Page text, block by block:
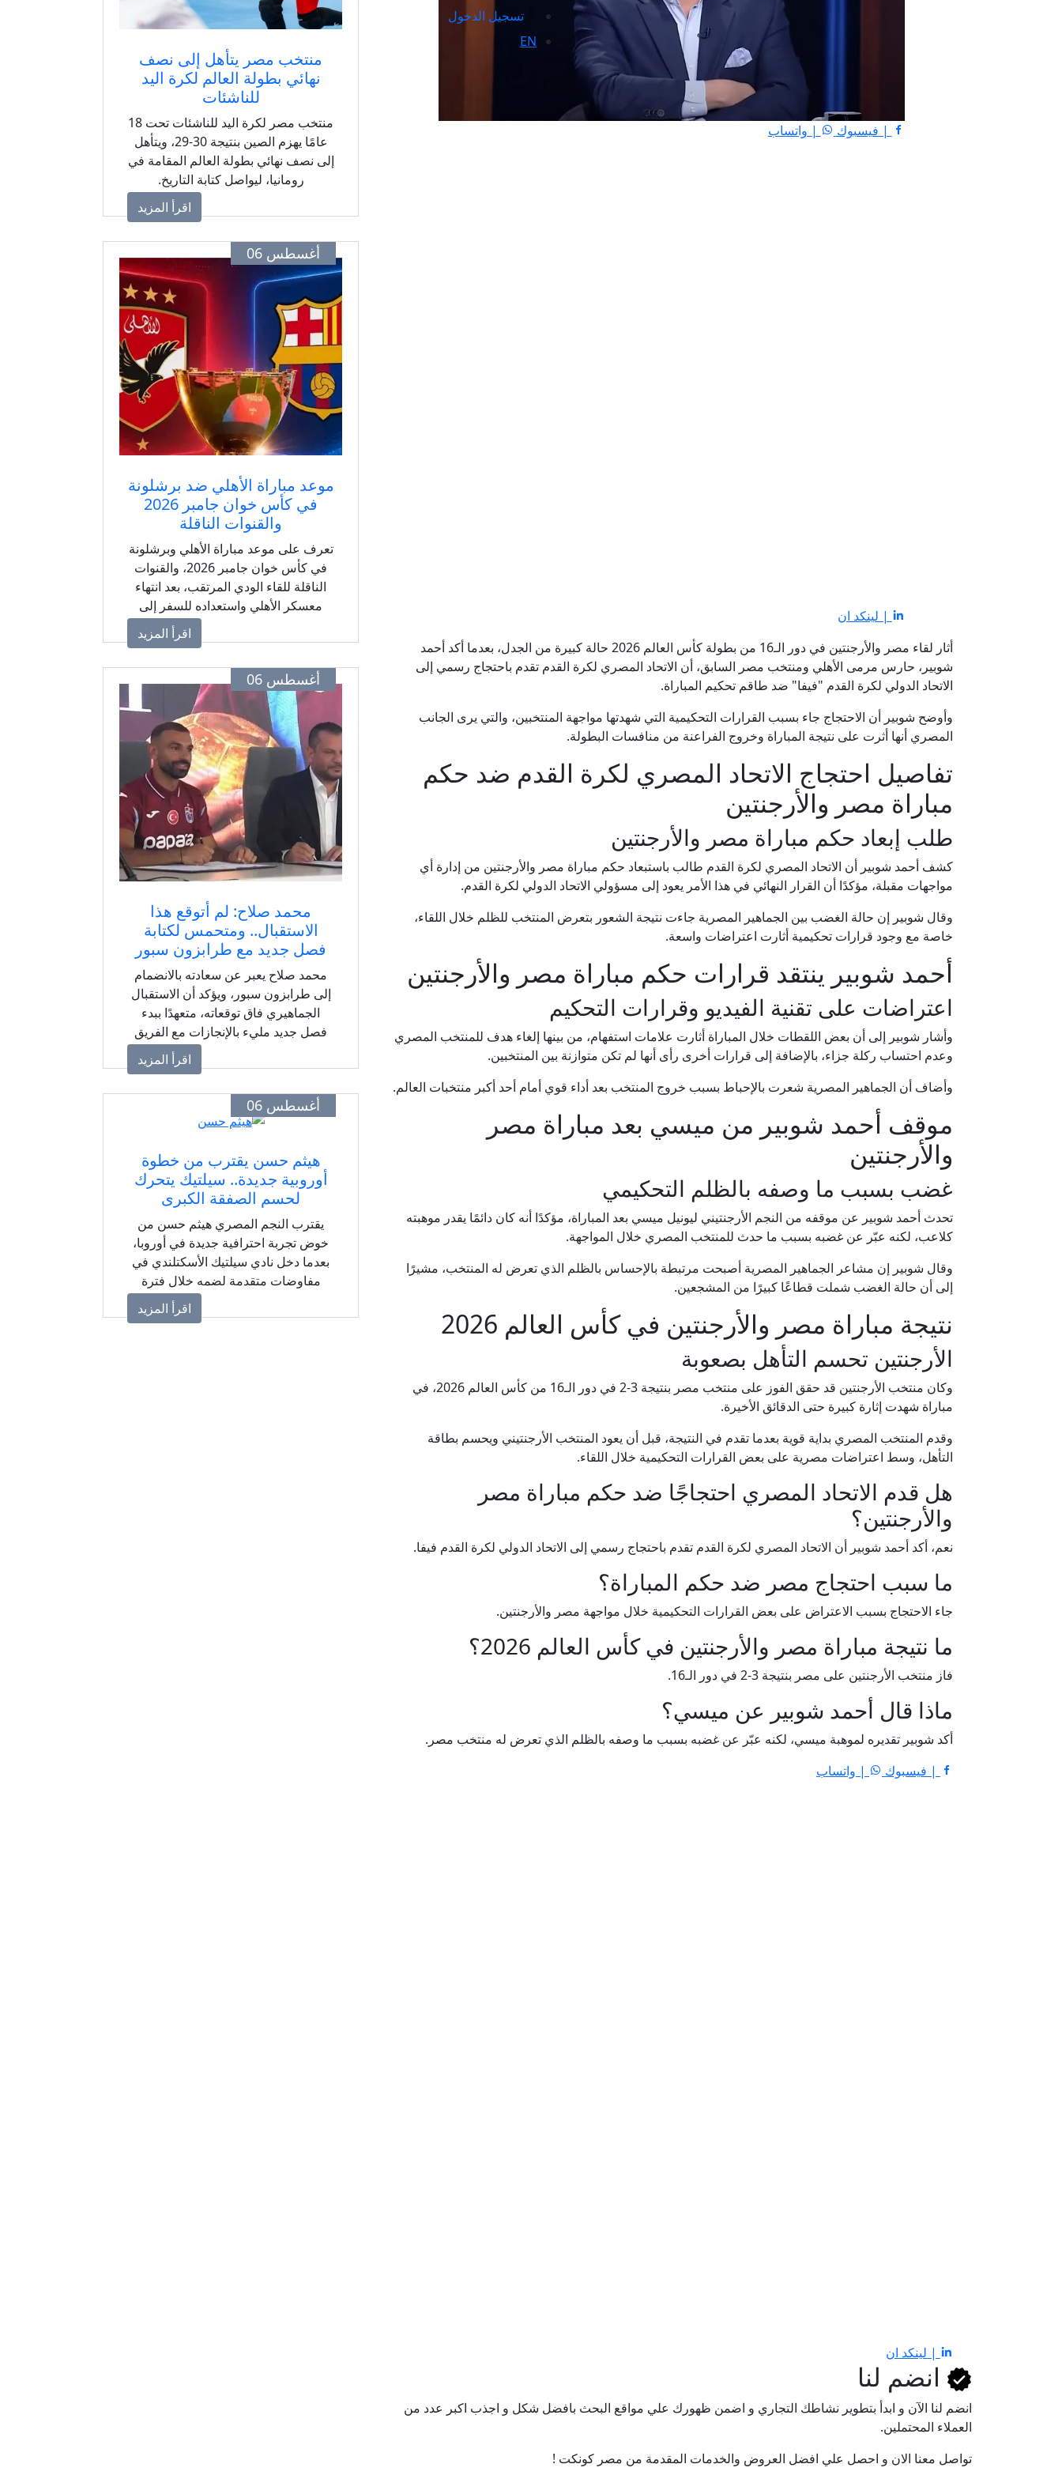
تسجيل الدخول
EN
| فيسبوك | واتساب
| لينكد ان
أثار لقاء مصر والأرجنتين في دور الـ16 من بطولة كأس العالم 2026 حالة كبيرة من الجدل، بعدما أكد أحمد
شوبير، حارس مرمى الأهلي ومنتخب مصر السابق، أن الاتحاد المصري لكرة القدم تقدم باحتجاج رسمي إلى
الاتحاد الدولي لكرة القدم "فيفا" ضد طاقم تحكيم المباراة.
وأوضح شوبير أن الاحتجاج جاء بسبب القرارات التحكيمية التي شهدتها مواجهة المنتخبين، والتي يرى الجانب
المصري أنها أثرت على نتيجة المباراة وخروج الفراعنة من منافسات البطولة.
تفاصيل احتجاج الاتحاد المصري لكرة القدم ضد حكم
مباراة مصر والأرجنتين
طلب إبعاد حكم مباراة مصر والأرجنتين
كشف أحمد شوبير أن الاتحاد المصري لكرة القدم طالب باستبعاد حكم مباراة مصر والأرجنتين من إدارة أي
مواجهات مقبلة، مؤكدًا أن القرار النهائي في هذا الأمر يعود إلى مسؤولي الاتحاد الدولي لكرة القدم.
وقال شوبير إن حالة الغضب بين الجماهير المصرية جاءت نتيجة الشعور بتعرض المنتخب للظلم خلال اللقاء،
خاصة مع وجود قرارات تحكيمية أثارت اعتراضات واسعة.
أحمد شوبير ينتقد قرارات حكم مباراة مصر والأرجنتين
اعتراضات على تقنية الفيديو وقرارات التحكيم
وأشار شوبير إلى أن بعض اللقطات خلال المباراة أثارت علامات استفهام، من بينها إلغاء هدف للمنتخب المصري
وعدم احتساب ركلة جزاء، بالإضافة إلى قرارات أخرى رأى أنها لم تكن متوازنة بين المنتخبين.
وأضاف أن الجماهير المصرية شعرت بالإحباط بسبب خروج المنتخب بعد أداء قوي أمام أحد أكبر منتخبات العالم.
موقف أحمد شوبير من ميسي بعد مباراة مصر
والأرجنتين
غضب بسبب ما وصفه بالظلم التحكيمي
تحدث أحمد شوبير عن موقفه من النجم الأرجنتيني ليونيل ميسي بعد المباراة، مؤكدًا أنه كان دائمًا يقدر موهبته
كلاعب، لكنه عبّر عن غضبه بسبب ما حدث للمنتخب المصري خلال المواجهة.
وقال شوبير إن مشاعر الجماهير المصرية أصبحت مرتبطة بالإحساس بالظلم الذي تعرض له المنتخب، مشيرًا
إلى أن حالة الغضب شملت قطاعًا كبيرًا من المشجعين.
نتيجة مباراة مصر والأرجنتين في كأس العالم 2026
الأرجنتين تحسم التأهل بصعوبة
وكان منتخب الأرجنتين قد حقق الفوز على منتخب مصر بنتيجة 3-2 في دور الـ16 من كأس العالم 2026، في
مباراة شهدت إثارة كبيرة حتى الدقائق الأخيرة.
وقدم المنتخب المصري بداية قوية بعدما تقدم في النتيجة، قبل أن يعود المنتخب الأرجنتيني ويحسم بطاقة
التأهل، وسط اعتراضات مصرية على بعض القرارات التحكيمية خلال اللقاء.
هل قدم الاتحاد المصري احتجاجًا ضد حكم مباراة مصر
والأرجنتين؟
نعم، أكد أحمد شوبير أن الاتحاد المصري لكرة القدم تقدم باحتجاج رسمي إلى الاتحاد الدولي لكرة القدم فيفا.
ما سبب احتجاج مصر ضد حكم المباراة؟
جاء الاحتجاج بسبب الاعتراض على بعض القرارات التحكيمية خلال مواجهة مصر والأرجنتين.
ما نتيجة مباراة مصر والأرجنتين في كأس العالم 2026؟
فاز منتخب الأرجنتين على مصر بنتيجة 3-2 في دور الـ16.
ماذا قال أحمد شوبير عن ميسي؟
أكد شوبير تقديره لموهبة ميسي، لكنه عبّر عن غضبه بسبب ما وصفه بالظلم الذي تعرض له منتخب مصر.
| فيسبوك
| واتساب
| لينكد ان
منتخب مصر يتأهل إلى نصف
نهائي بطولة العالم لكرة اليد
للناشئات
منتخب مصر لكرة اليد للناشئات تحت 18
عامًا يهزم الصين بنتيجة 30-29، ويتأهل
إلى نصف نهائي بطولة العالم المقامة في
رومانيا، ليواصل كتابة التاريخ.
اقرأ المزيد
أغسطس 06
موعد مباراة الأهلي ضد برشلونة
في كأس خوان جامبر 2026
والقنوات الناقلة
تعرف على موعد مباراة الأهلي وبرشلونة
في كأس خوان جامبر 2026، والقنوات
الناقلة للقاء الودي المرتقب، بعد انتهاء
معسكر الأهلي واستعداده للسفر إلى
اقرأ المزيد
أغسطس 06
محمد صلاح: لم أتوقع هذا
الاستقبال.. ومتحمس لكتابة
فصل جديد مع طرابزون سبور
محمد صلاح يعبر عن سعادته بالانضمام
إلى طرابزون سبور، ويؤكد أن الاستقبال
الجماهيري فاق توقعاته، متعهدًا ببدء
فصل جديد مليء بالإنجازات مع الفريق
اقرأ المزيد
أغسطس 06
هيثم حسن يقترب من خطوة
أوروبية جديدة.. سيلتيك يتحرك
لحسم الصفقة الكبرى
يقترب النجم المصري هيثم حسن من
خوض تجربة احترافية جديدة في أوروبا،
بعدما دخل نادي سيلتيك الأسكتلندي في
مفاوضات متقدمة لضمه خلال فترة
الانتقالات الصيفية مقابل عرض مالي
كبير.
اقرأ المزيد
انضم لنا
انضم لنا اﻵن و ابدأ بتطوير نشاطك التجاري و اضمن ظهورك علي مواقع البحث بافضل شكل و اجذب اكبر عدد من
العملاء المحتملين.
تواصل معنا الان و احصل علي افضل العروض والخدمات المقدمة من مصر كونكت !